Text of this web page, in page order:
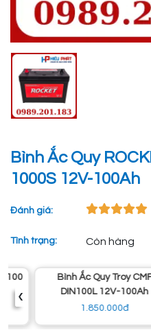
Bình Ắc Quy
1000S 12V-100Ah
Đánh giá:
Tình trạng: Còn hàng
Bình Ắc Quy Troy CMF
DIN100L 12V-100Ah
1.850.000đ
‹